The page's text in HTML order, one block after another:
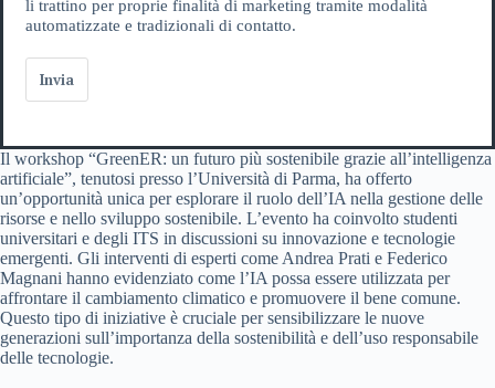
li trattino per proprie finalità di marketing tramite modalità
automatizzate e tradizionali di contatto.
Invia
Il workshop “GreenER: un futuro più sostenibile grazie all’intelligenza
artificiale”, tenutosi presso l’Università di Parma, ha offerto
un’opportunità unica per esplorare il ruolo dell’IA nella gestione delle
risorse e nello sviluppo sostenibile. L’evento ha coinvolto studenti
universitari e degli ITS in discussioni su innovazione e tecnologie
emergenti. Gli interventi di esperti come Andrea Prati e Federico
Magnani hanno evidenziato come l’IA possa essere utilizzata per
affrontare il cambiamento climatico e promuovere il bene comune.
Questo tipo di iniziative è cruciale per sensibilizzare le nuove
generazioni sull’importanza della sostenibilità e dell’uso responsabile
delle tecnologie.